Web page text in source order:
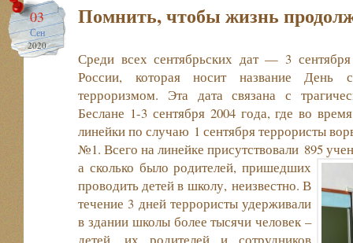
03
Сен
2020
Помнить, чтобы жизнь
Среди всех сентябрьских дат — 3
России, которая носит название День
терроризмом. Эта дата связана с
Беслане 1-3 сентября 2004 года, где во
линейки по случаю 1 сентября террористы
№1. Всего на линейке присутствовали 895
а сколько было родителей, пришедших
проводить детей в школу, неизвестно. В
течение 3 дней террористы удерживали
в здании школы более тысячи человек –
детей, их родителей и сотрудников